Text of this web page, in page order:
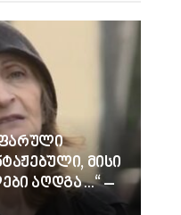
ფარული
მისი
აღდგა…“ –